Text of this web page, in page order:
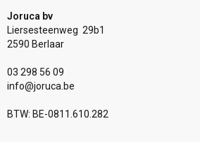
Joruca bv
Liersesteenweg 29b1
2590 Berlaar
03 298 56 09
info@joruca.be
BTW: BE-0811.610.282